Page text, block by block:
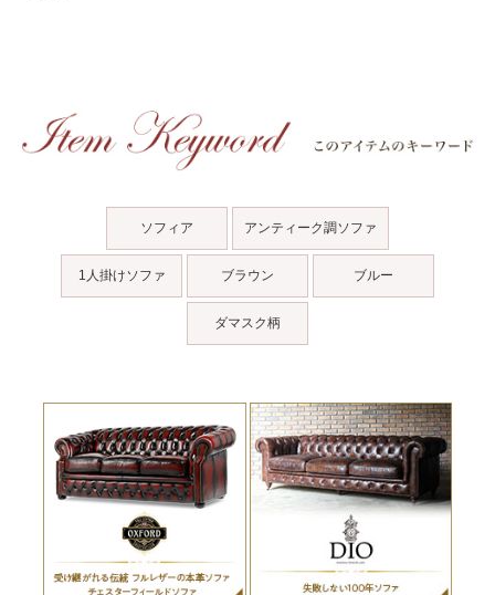
ソフィア アンティーク調ソファ
1人掛けソファ ブラウン ブルー
ダマスク柄